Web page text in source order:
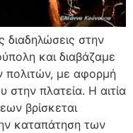
διαδηλώσεις στην
και διαβάζαμε
πολιτών, με αφορμή
στην πλατεία. Η αιτία
βρίσκεται
καταπάτηση των